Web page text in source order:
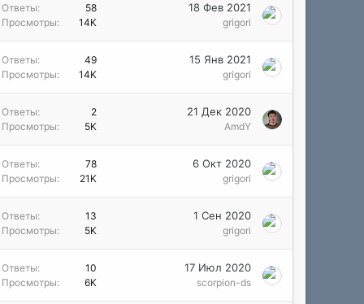
Ответы
58
Просмотры
14K
18 Фев 2021
grigori
Ответы
49
Просмотры
14K
15 Янв 2021
grigori
Ответы
2
Просмотры
5K
21 Дек 2020
AmdY
Ответы
78
Просмотры
21K
6 Окт 2020
grigori
Ответы
13
Просмотры
5K
1 Сен 2020
grigori
Ответы
10
Просмотры
6K
17 Июл 2020
scorpion-ds